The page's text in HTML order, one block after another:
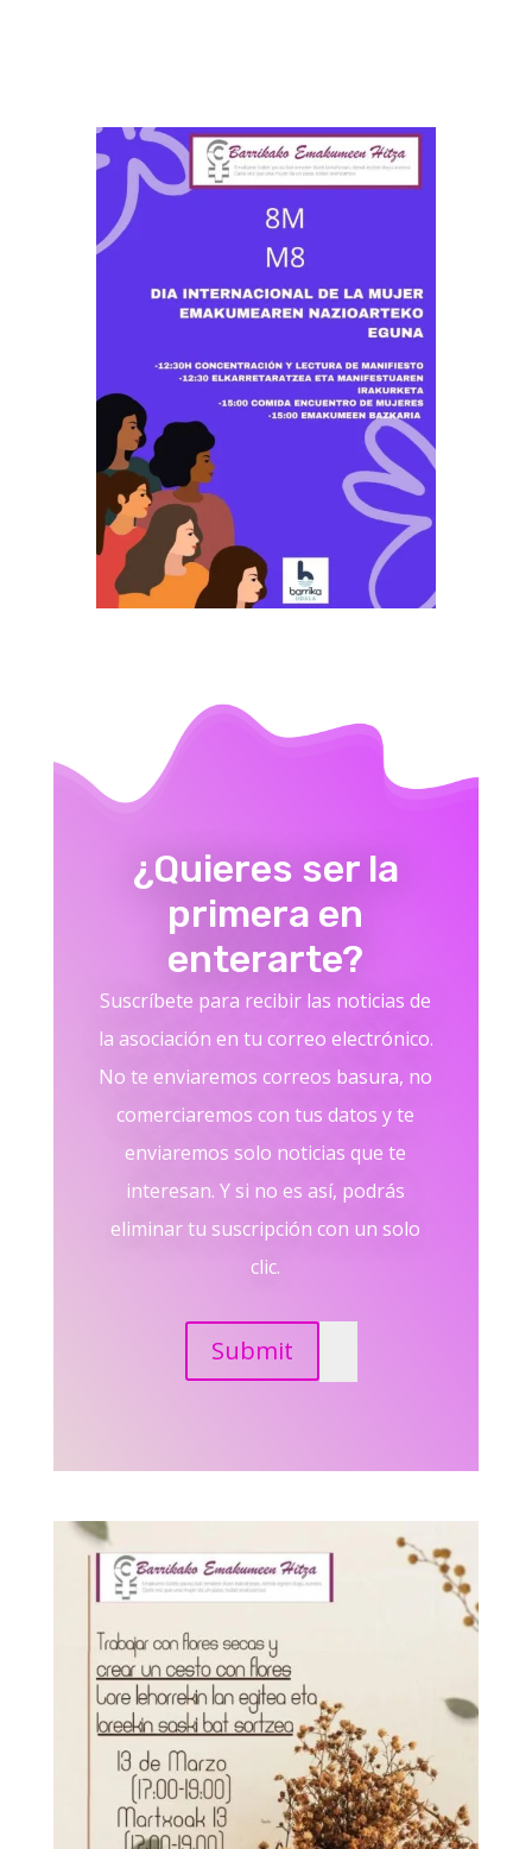
¿Quieres ser la
primera en
enterarte?
Suscríbete para recibir las noticias de
la asociación en tu correo electrónico.
No te enviaremos correos basura, no
comerciaremos con tus datos y te
enviaremos solo noticias que te
interesan. Y si no es así, podrás
eliminar tu suscripción con un solo
clic.
Submit